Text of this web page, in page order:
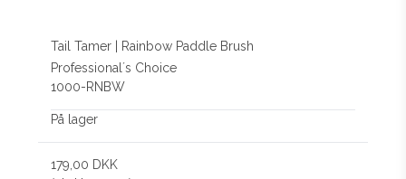
Tail Tamer | Rainbow Paddle Brush
Professional´s Choice
1000-RNBW
På lager
179,00 DKK